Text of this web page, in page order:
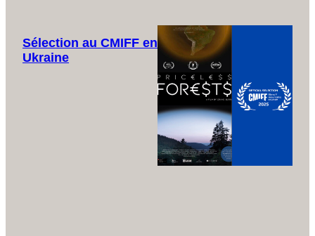
Sélection au CMIFF en
Ukraine